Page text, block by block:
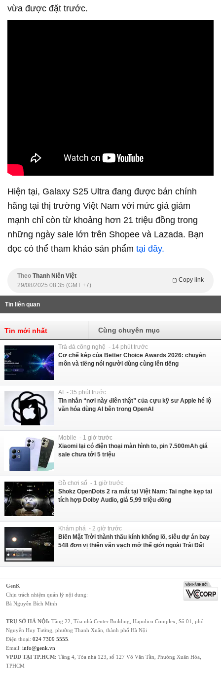
vừa được đặt trước.
Hiện tại, Galaxy S25 Ultra đang được bán chính
hãng tại thị trường Việt Nam với mức giá giảm
mạnh chỉ còn từ khoảng hơn 21 triệu đồng trong
những ngày sale lớn trên Shopee và Lazada. Bạn
đọc có thể tham khảo sản phẩm tại đây.
Theo Thanh Niên Việt
Copy link
29/08/2025 08:35 (GMT +7)
Tin liên quan
Tin mới nhất Cùng chuyên mục
Trà đá công nghệ - 14 phút trước
Cơ chế kép của Better Choice Awards 2026: chuyên
môn và tiếng nói người dùng cùng lên tiếng
AI - 35 phút trước
Tin nhắn “nơi này điên thật” của cựu kỹ sư Apple hé lộ
văn hóa dùng AI bên trong OpenAI
Mobile - 1 giờ trước
Xiaomi lại có điện thoại màn hình to, pin 7.500mAh giá
sale chưa tới 5 triệu
Đồ chơi số - 1 giờ trước
Shokz OpenDots 2 ra mắt tại Việt Nam: Tai nghe kẹp tai
tích hợp Dolby Audio, giá 5,99 triệu đồng
Khám phá - 2 giờ trước
Biến Mặt Trời thành thấu kính khổng lồ, siêu dự án bay
548 đơn vị thiên văn vạch mở thế giới ngoài Trái Đất
GenK
Chịu trách nhiệm quản lý nội dung:
Bà Nguyễn Bích Minh
TRỤ SỞ HÀ NỘI: Tầng 22, Tòa nhà Center Building, Hapulico Complex, Số 01, phố
Nguyễn Huy Tưởng, phường Thanh Xuân, thành phố Hà Nội
Điện thoại: 024 7309 5555
Email: info@genk.vn
VPĐD TẠI TP.HCM: Tầng 4, Tòa nhà 123, số 127 Võ Văn Tần, Phường Xuân Hòa,
TPHCM